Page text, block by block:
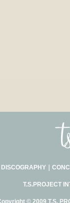
DISCOGRAPHY｜
T.S.PROJECT
© 2009 T.S.